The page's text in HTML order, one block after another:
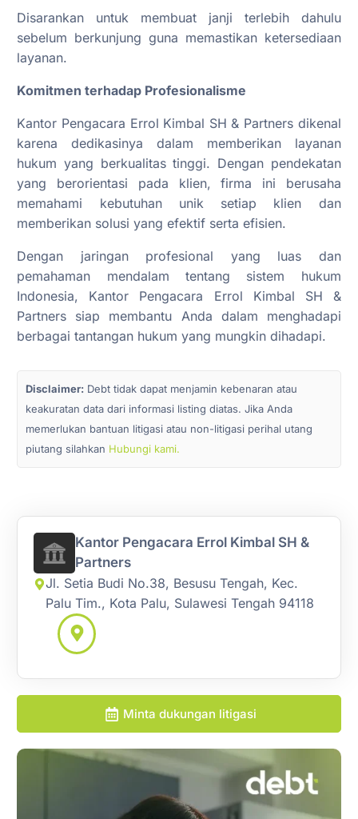
Disarankan untuk membuat janji terlebih dahulu
sebelum berkunjung guna memastikan ketersediaan
layanan.
Komitmen terhadap Profesionalisme
Kantor Pengacara Errol Kimbal SH & Partners dikenal
karena dedikasinya dalam memberikan layanan
hukum yang berkualitas tinggi. Dengan pendekatan
yang berorientasi pada klien, firma ini berusaha
memahami kebutuhan unik setiap klien dan
memberikan solusi yang efektif serta efisien.
Dengan jaringan profesional yang luas dan
pemahaman mendalam tentang sistem hukum
Indonesia, Kantor Pengacara Errol Kimbal SH &
Partners siap membantu Anda dalam menghadapi
berbagai tantangan hukum yang mungkin dihadapi.
Disclaimer: Debt tidak dapat menjamin kebenaran atau
keakuratan data dari informasi listing diatas. Jika Anda
memerlukan bantuan litigasi atau non-litigasi perihal utang
piutang silahkan Hubungi kami.
Kantor Pengacara Errol Kimbal SH &
Partners
Jl. Setia Budi No.38, Besusu Tengah, Kec.
Palu Tim., Kota Palu, Sulawesi Tengah 94118
Minta dukungan litigasi